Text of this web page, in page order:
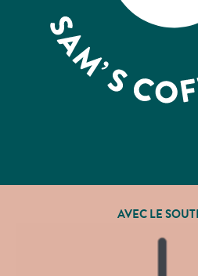
AVEC LE